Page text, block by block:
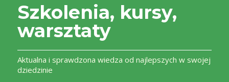
Szkolenia, kursy,
warsztaty
Aktualna i sprawdzona wiedza od najlepszych w swojej
dziedzinie